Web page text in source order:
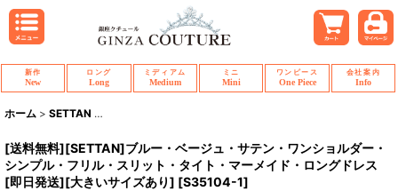
新作
New
ロング
Long
ミディアム
Medium
ミニ
Mini
ワンピース
One Piece
会社案内
Info
ホーム > SETTAN >
[送料無料][SETTAN]ブルー・ベージュ・サテン・ワンショルダー・
シンプル・フリル・スリット・タイト・マーメイド・ロングドレス
[即日発送][大きいサイズあり] [S35104-1]